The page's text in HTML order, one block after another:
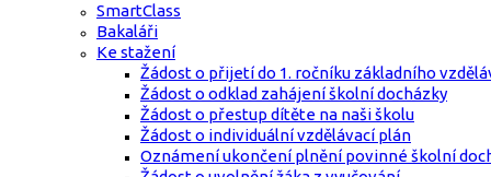
SmartClass
Bakaláři
Ke stažení
Žádost o přijetí do 1. ročníku základního
Žádost o odklad zahájení školní docházky
Žádost o přestup dítěte na naši školu
Žádost o individuální vzdělávací plán
Oznámení ukončení plnění povinné školní